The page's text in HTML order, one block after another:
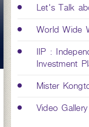
Let's Talk
World Wide
IIP :
Investment
Mister
Video Gallery